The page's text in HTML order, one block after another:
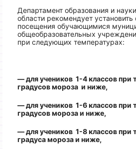
Департамент образования и
области рекомендует установить
посещения обучающимися
общеобразовательных
при следующих температурах:
— для учеников 1-4 классов при
градусов мороза и ниже,
— для учеников 1-6 классов при
градусов мороза и ниже,
— для учеников 1-8 классов при
градуса мороза и ниже,